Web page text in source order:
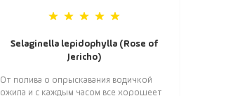
Selaginella lepidophylla (Rose of
Jericho)
От полива о опрыскавания водичкой
ожила и с каждым часом все хорошеет